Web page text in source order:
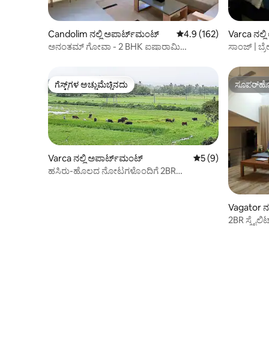
Candolim ನಲ್ಲಿ ಅಪಾರ್ಟ್‌ಮಂಟ್ 5 ರಲ್ಲಿ 4.9 ಸರಾಸರಿ
4.9 (162)
ಅನಂತಮ್ ಗೋವಾ - 2 BHK ಐಷಾರಾಮಿ
Varca
ಸಾಂಜ್ |
ಗೆಸ್ಟ್‌ಗಳ ಅಚ್ಚುಮೆಚ್ಚಿನದು
ಗೆಸ್ಟ್‌ಗಳ ಅಚ್ಚುಮೆಚ್ಚಿನದು
Varca ನಲ್ಲಿ ಅಪಾರ್ಟ್‌ಮಂಟ್ 5 ರಲ್ಲಿ 5 ಸರಾಸರಿ
5 (9)
ಹಸಿರು-ಹೊಲದ ನೋಟಗಳೊಂದಿಗೆ 2BR
Vagator
2BR